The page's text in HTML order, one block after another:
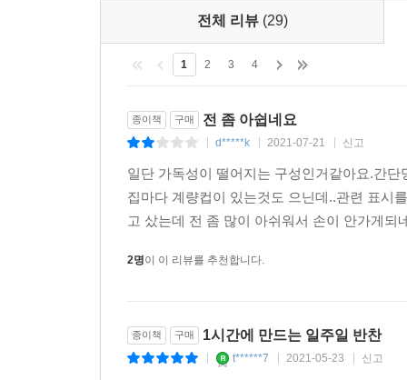
전체 리뷰 (29)
1 2 3 4
종이책 구매 전 좀 아쉽네요
d*****k 2021-07-21 신고
일단 가독성이 떨어지는 구성인거같아요.간
집마다 계량컵이 있는것도 으닌데..관련 표시
고 샀는데 전 좀 많이 아쉬워서 손이 안가게
2명이 이 리뷰를 추천합니다.
종이책 구매 1시간에 만드는 일주일 반찬
t******7 2021-05-23 신고